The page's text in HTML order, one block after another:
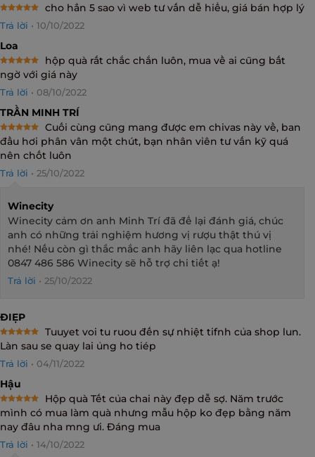
out of 5
cho hẳn 5 sao vì web tư vấn dễ hiểu, giá bán hợp lý
Trả lời • 10/10/2022
Loa
Rated 5
out of 5
hộp quà rất chắc chắn luôn, mua về ai cũng bất
ngờ với giá này
Trả lời • 08/10/2022
TRẦN MINH TRÍ
Rated 5
out of 5
Cuối cùng cũng mang được em chivas này về, ban
đầu hơi phân vân một chút, bạn nhân viên tư vấn kỹ quá
nên chốt luôn
Trả lời • 25/10/2022
Winecity
Winecity cảm ơn anh Minh Trí đã để lại đánh giá, chúc
anh có những trải nghiệm hương vị rượu thật thú vị
nhé! Nếu còn gì thắc mắc anh hãy liên lạc qua hotline
0847 486 586 Winecity sẽ hỗ trợ chi tiết ạ!
Trả lời • 25/10/2022
ĐIẸP
Rated5
out of 5
Tuuyet voi tu ruou đến sự nhiệt tifnh của shop lun.
Làn sau se quay lai ủng ho tiép
Trả lời • 04/11/2022
Hậu
Rated5
out of 5
Hộp quà Tết của chai này đẹp dễ sợ. Năm trước
mình có mua làm quà nhưng mẫu hộp ko đẹp bằng năm
nay đâu nha mng ưi. Đáng mua
Trả lời • 14/10/2022